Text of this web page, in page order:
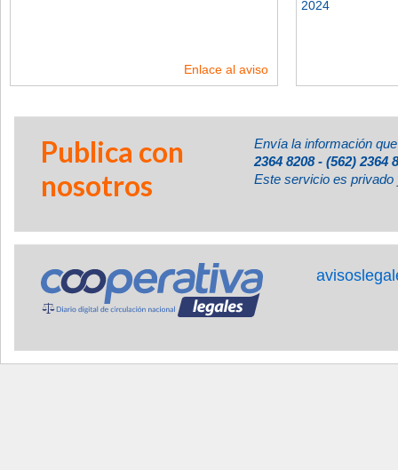
Enlace al aviso
2024
Publica con
nosotros
Envía la información
2364 8208 - (562) 2364
Este servicio es privado